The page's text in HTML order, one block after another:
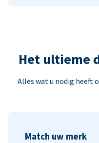
Het ultieme
Alles wat u nodig heeft
Match uw merk